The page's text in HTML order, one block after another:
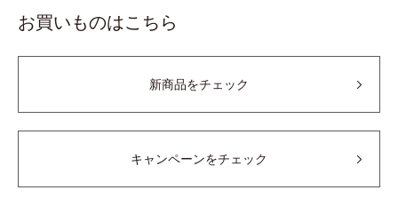
お買いものはこちら
新商品をチェック
キャンペーンをチェック